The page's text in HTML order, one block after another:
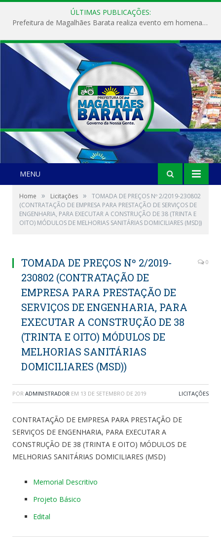
ÚLTIMAS PUBLICAÇÕES:
Prefeitura de Magalhães Barata realiza evento em homenagem ao Dia Internacional da Mulher
MENU
Home » Licitações »
TOMADA DE PREÇOS Nº 2/2019-230802
(CONTRATAÇÃO DE EMPRESA PARA PRESTAÇÃO DE SERVIÇOS DE
ENGENHARIA, PARA EXECUTAR A CONSTRUÇÃO DE 38 (TRINTA E
OITO) MÓDULOS DE MELHORIAS SANITÁRIAS DOMICILIARES (MSD))
TOMADA DE PREÇOS Nº 2/2019-
230802 (CONTRATAÇÃO DE
EMPRESA PARA PRESTAÇÃO DE
SERVIÇOS DE ENGENHARIA, PARA
EXECUTAR A CONSTRUÇÃO DE 38
(TRINTA E OITO) MÓDULOS DE
MELHORIAS SANITÁRIAS
DOMICILIARES (MSD))
0
POR ADMINISTRADOR EM 13 DE SETEMBRO DE 2019 LICITAÇÕES
CONTRATAÇÃO DE EMPRESA PARA PRESTAÇÃO DE
SERVIÇOS DE ENGENHARIA, PARA EXECUTAR A
CONSTRUÇÃO DE 38 (TRINTA E OITO) MÓDULOS DE
MELHORIAS SANITÁRIAS DOMICILIARES (MSD)
Memorial Descritivo
Projeto Básico
Edital